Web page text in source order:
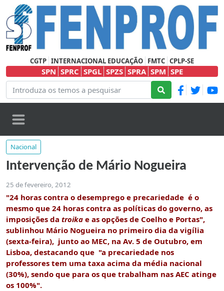
CGTP INTERNACIONAL EDUCAÇÃO FMTC CPLP-SE
SPN SPRC SPGL SPZS SPRA SPM SPE
Nacional
Intervenção de Mário Nogueira
25 de fevereiro, 2012
"24 horas contra o desemprego e precariedade é o
mesmo que 24 horas contra as políticas do governo, as
imposições da troika e as opções de Coelho e Portas",
sublinhou Mário Nogueira no primeiro dia da vigília
(sexta-feira), junto ao MEC, na Av. 5 de Outubro, em
Lisboa, destacando que "a precariedade nos
professores tem uma taxa acima da média nacional
(30%), sendo que para os que trabalham nas AEC atinge
os 100%".